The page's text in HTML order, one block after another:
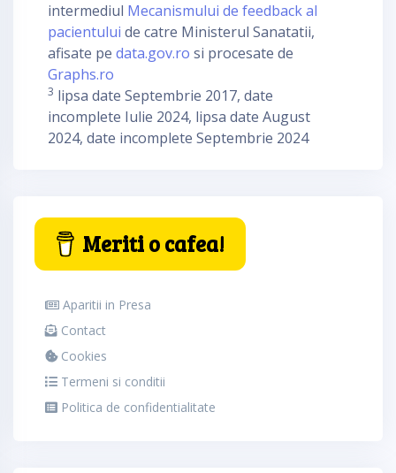
intermediul Mecanismului de feedback al
pacientului de catre Ministerul Sanatatii,
afisate pe data.gov.ro si procesate de
Graphs.ro
3 lipsa date Septembrie 2017, date
incomplete Iulie 2024, lipsa date August
2024, date incomplete Septembrie 2024
Meriti o cafea!
Aparitii in Presa
Contact
Cookies
Termeni si conditii
Politica de confidentialitate